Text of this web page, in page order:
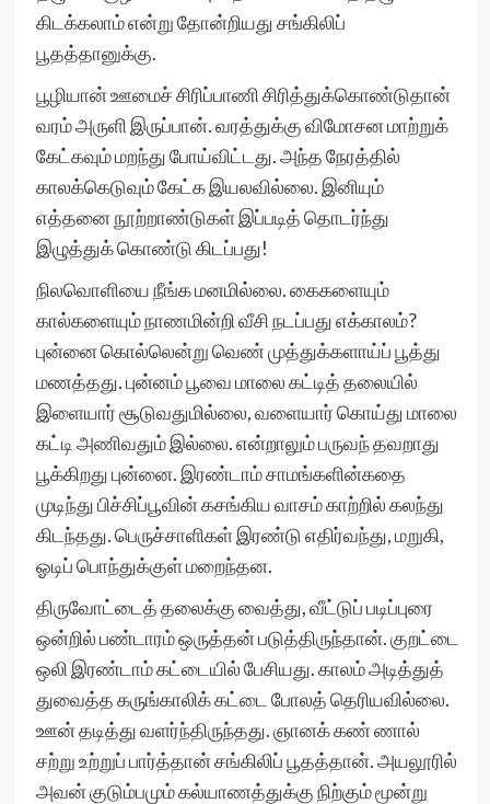
கிடக்கலாம் என்று தோன்றியது சங்கிலிப்
பூதத்தானுக்கு.
பூழியான் ஊமைச் சிரிப்பாணி சிரித்துக்கொண்டுதான்
வரம் அருளி இருப்பான். வரத்துக்கு விமோசன மாற்றுக்
கேட்கவும் மறந்து போய்விட்டது. அந்த நேரத்தில்
காலக்கெடுவும் கேட்க இயலவில்லை. இனியும்
எத்தனை நூற்றாண்டுகள் இப்படித் தொடர்ந்து
இழுத்துக் கொண்டு கிடப்பது!
நிலவொளியை நீங்க மனமில்லை. கைகளையும்
கால்களையும் நாணமின்றி வீசி நடப்பது எக்காலம்?
புன்னை கொல்லென்று வெண் முத்துக்களாய்ப் பூத்து
மணத்தது. புன்னம் பூவை மாலை கட்டித் தலையில்
இளையார் சூடுவதுமில்லை, வளையார் கொய்து மாலை
கட்டி அணிவதும் இல்லை. என்றாலும் பருவந் தவறாது
பூக்கிறது புன்னை. இரண்டாம் சாமங்களின்கதை
முடிந்து பிச்சிப்பூவின் கசங்கிய வாசம் காற்றில் கலந்து
கிடந்தது. பெருச்சாளிகள் இரண்டு எதிர்வந்து, மறுகி,
ஓடிப் பொந்துக்குள் மறைந்தன.
திருவோட்டைத் தலைக்கு வைத்து, வீட்டுப் படிப்புரை
ஒன்றில் பண்டாரம் ஒருத்தன் படுத்திருந்தான். குறட்டை
ஒலி இரண்டாம் கட்டையில் பேசியது. காலம் அடித்துத்
துவைத்த கருங்காலிக் கட்டை போலத் தெரியவில்லை.
ஊன் தடித்து வளர்ந்திருந்தது. ஞானக் கண் ணால்
சற்று உற்றுப் பார்த்தான் சங்கிலிப் பூதத்தான். அயலூரில்
அவன் குடும்பமும் கல்யாணத்துக்கு நிற்கும் மூன்று